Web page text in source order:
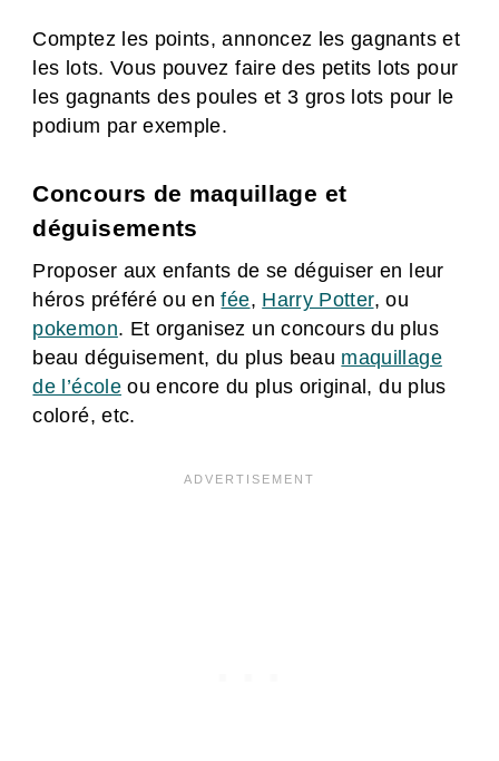
Comptez les points, annoncez les gagnants et
les lots. Vous pouvez faire des petits lots pour
les gagnants des poules et 3 gros lots pour le
podium par exemple.
Concours de maquillage et
déguisements
Proposer aux enfants de se déguiser en leur
héros préféré ou enfée, Harry Potter, ou
pokemon. Et organisez un concours du plus
beau déguisement, du plus beau maquillage
de l’écoleou encore du plus original, du plus
coloré, etc.